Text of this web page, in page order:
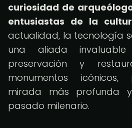
curiosidad de
entusiastas de la
actualidad, la tecnología
una aliada
preservación y
monumentos icónicos,
mirada más profunda
pasado milenario.